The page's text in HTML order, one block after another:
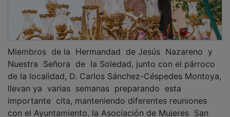
Miembros de la Hermandad de Jesús Nazareno y
Nuestra Señora de la Soledad, junto con el párroco
de la localidad, D. Carlos Sánchez-Céspedes Montoya,
llevan ya varias semanas preparando esta
importante cita, manteniendo diferentes reuniones
con el Ayuntamiento, la Asociación de Mujeres San
Antonio y numerosos voluntarios que se han